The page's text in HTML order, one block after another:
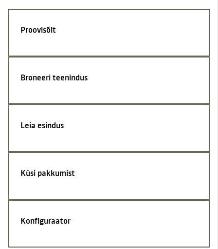
Proovisõit
Broneeri teenindus
Leia esindus
Küsi pakkumist
Konfiguraator